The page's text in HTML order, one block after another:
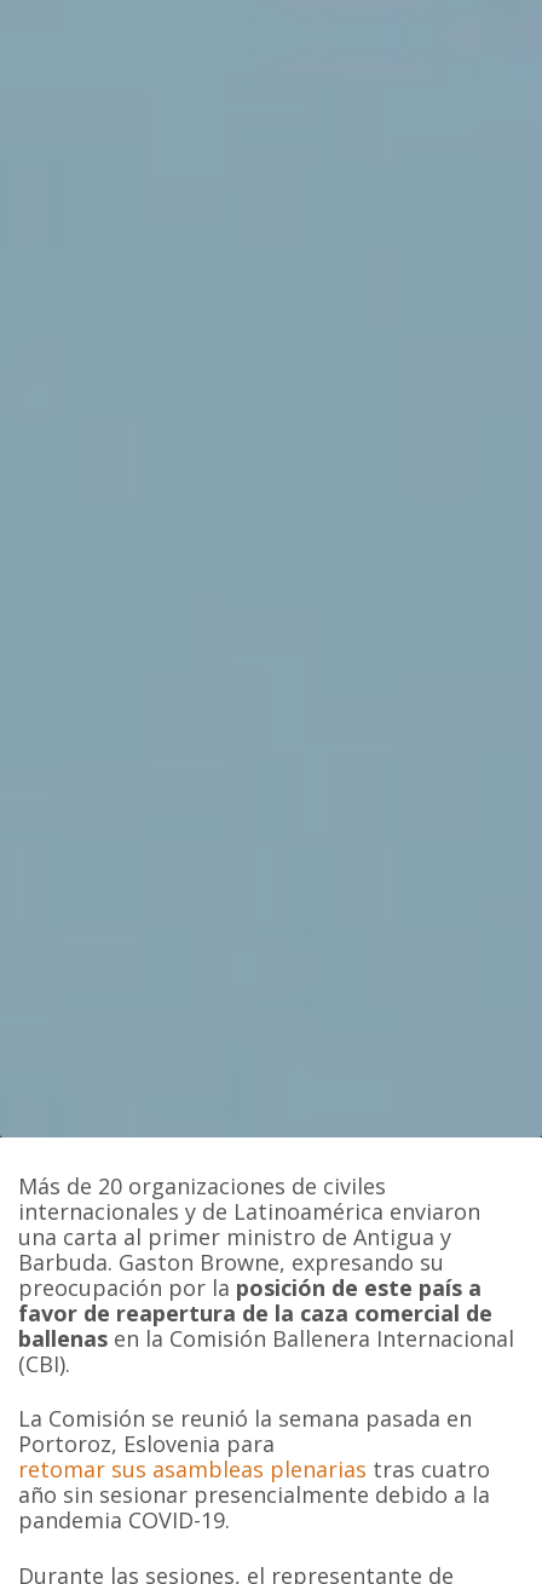
Más de 20 organizaciones de civiles
internacionales y de Latinoamérica enviaron
una carta al primer ministro de Antigua y
Barbuda. Gaston Browne, expresando su
preocupación por la posición de este país a
favor de reapertura de la caza comercial de
ballenas en la Comisión Ballenera Internacional
(CBI).
La Comisión se reunió la semana pasada en
Portoroz, Eslovenia para
retomar sus asambleas plenarias tras cuatro
año sin sesionar presencialmente debido a la
pandemia COVID-19.
Durante las sesiones, el representante de